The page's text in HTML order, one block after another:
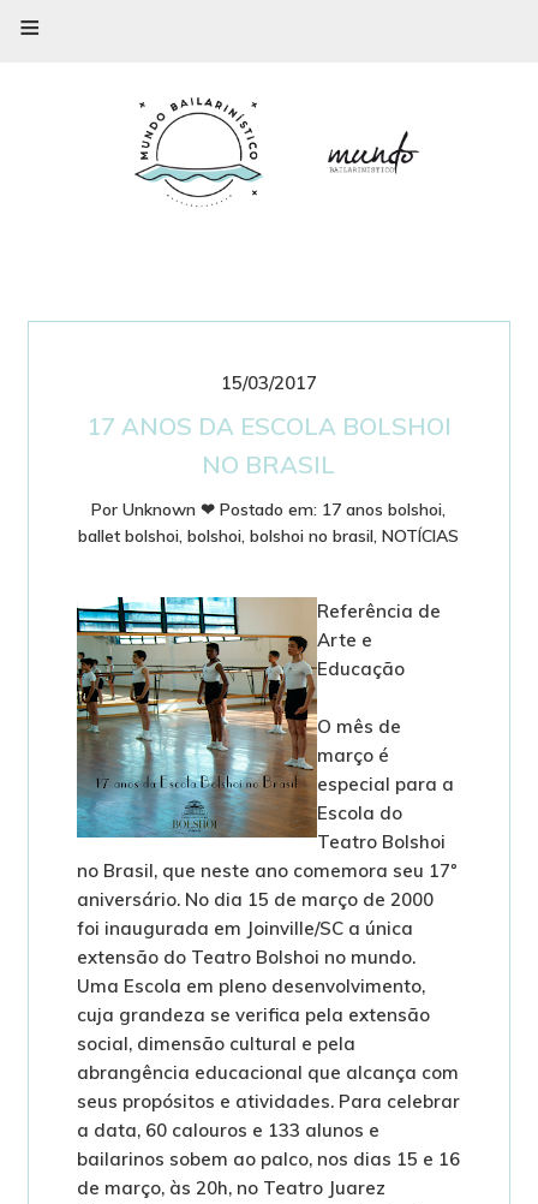
≡
15/03/2017
17 ANOS DA ESCOLA BOLSHOI
NO BRASIL
PorUnknown ❤Postado em: 17 anos bolshoi,
ballet bolshoi,bolshoi,bolshoi no brasil,NOTÍCIAS
Referência de
Arte e
Educação
O mês de
março é
especial para a
Escola do
Teatro Bolshoi
no Brasil, que neste ano comemora seu 17º
aniversário. No dia 15 de março de 2000
foi inaugurada em Joinville/SC a única
extensão do Teatro Bolshoi no mundo.
Uma Escola em pleno desenvolvimento,
cuja grandeza se verifica pela extensão
social, dimensão cultural e pela
abrangência educacional que alcança com
seus propósitos e atividades. Para celebrar
a data, 60 calouros e 133 alunos e
bailarinos sobem ao palco, nos dias 15 e 16
de março, às 20h, no Teatro Juarez